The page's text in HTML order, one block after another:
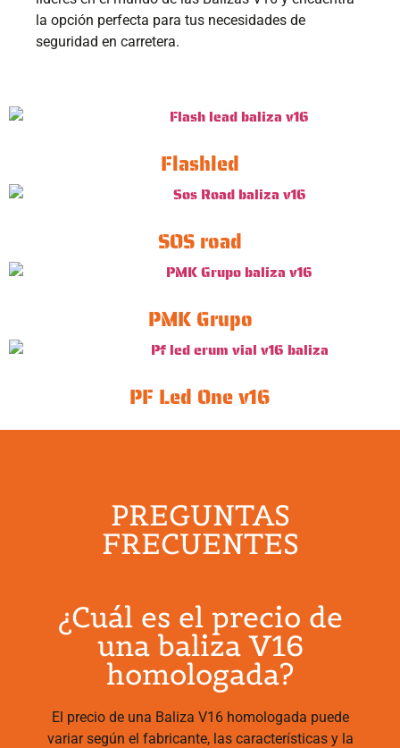
la opción perfecta para tus necesidades de
seguridad en carretera.
Flashled
SOS road
PMK Grupo
PF Led One v16
PREGUNTAS
FRECUENTES
¿Cuál es el precio de
una baliza V16
homologada?
El precio de una Baliza V16 homologada puede
variar según el fabricante, las características y la